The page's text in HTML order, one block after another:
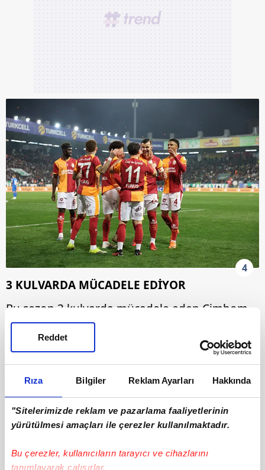
Rıza Bilgiler Reklam Ayarları Hakkında
"Sitelerimizde reklam ve pazarlama faaliyetlerinin
yürütülmesi amaçları ile çerezler kullanılmaktadır.
Bu çerezler, kullanıcıların tarayıcı ve cihazlarını
tanımlayarak çalışırlar.
Reddet
4
3 KULVARDA MÜCADELE EDİYOR
Bu sezon 3 kulvarda mücadele eden Cimbom,
Süper Lig ve Türkiye Kupası'nda lider konumda
bulunuyor. Aslan ayrıca, Şampiyonlar Ligi'nde
ise adını son 16 play-off turuna yazdırmıştı.